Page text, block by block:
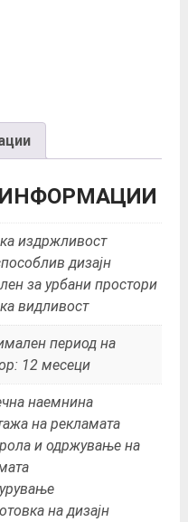
издржливост
дизајн
за урбани простори
видливост
период на
12 месеци
наемнина
на рекламата
и одржување на
на дизајн